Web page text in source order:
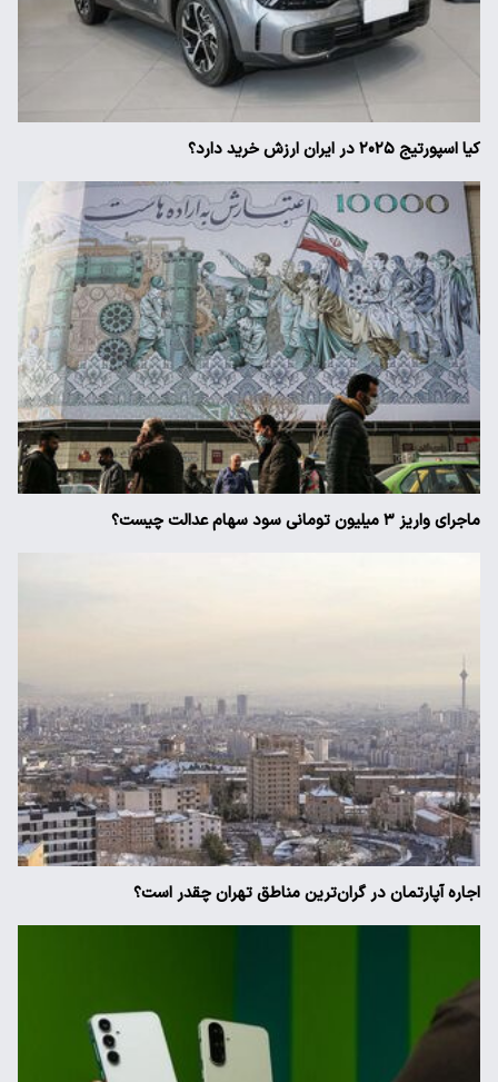
کیا اسپورتیج ۲۰۲۵ در ایران ارزش خرید دارد؟
ماجرای واریز ۳ میلیون تومانی سود سهام عدالت چیست؟
اجاره آپارتمان در گران‌ترین مناطق تهران چقدر است؟